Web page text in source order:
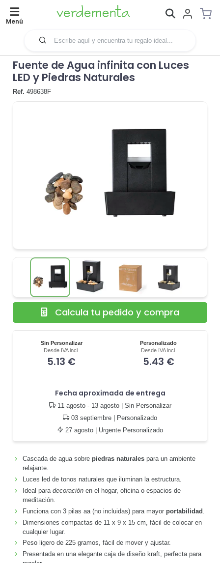
Menú
Fuente de Agua infinita con Luces
LED y Piedras Naturales
Ref. 498638F
Sin Personalizar
Desde IVA incl.
5.13 €
Personalizado
Desde IVA incl.
5.43 €
Fecha aproximada de entrega
11 agosto - 13 agosto| Sin Personalizar
03 septiembre | Personalizado
27 agosto | Urgente Personalizado
Calcula tu pedido y compra
Cascada de agua sobre piedras naturalespara un ambiente
relajante.
Luces led de tonos naturales que iluminan la estructura.
Ideal para decoraciónen el hogar, oficina o espacios de
meditación.
Funciona con 3 pilas aa (no incluidas) para mayor portabilidad
Dimensiones compactas de 11 x 9 x 15 cm, fácil de colocar en
cualquier lugar.
Peso ligero de 225 gramos, fácil de mover y ajustar.
Presentada en una elegante caja de diseño kraft, perfecta para